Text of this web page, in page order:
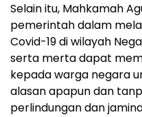
Selain itu, Mahkamah
pemerintah dalam
Covid-19 di wilayah
serta merta dapat
kepada warga negara
alasan apapun dan
perlindungan dan